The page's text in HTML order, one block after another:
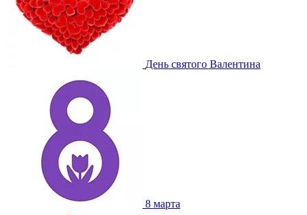
День святого Валентина
8 марта